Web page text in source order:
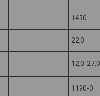
1450
22,0
12,0-27,0
1190-0